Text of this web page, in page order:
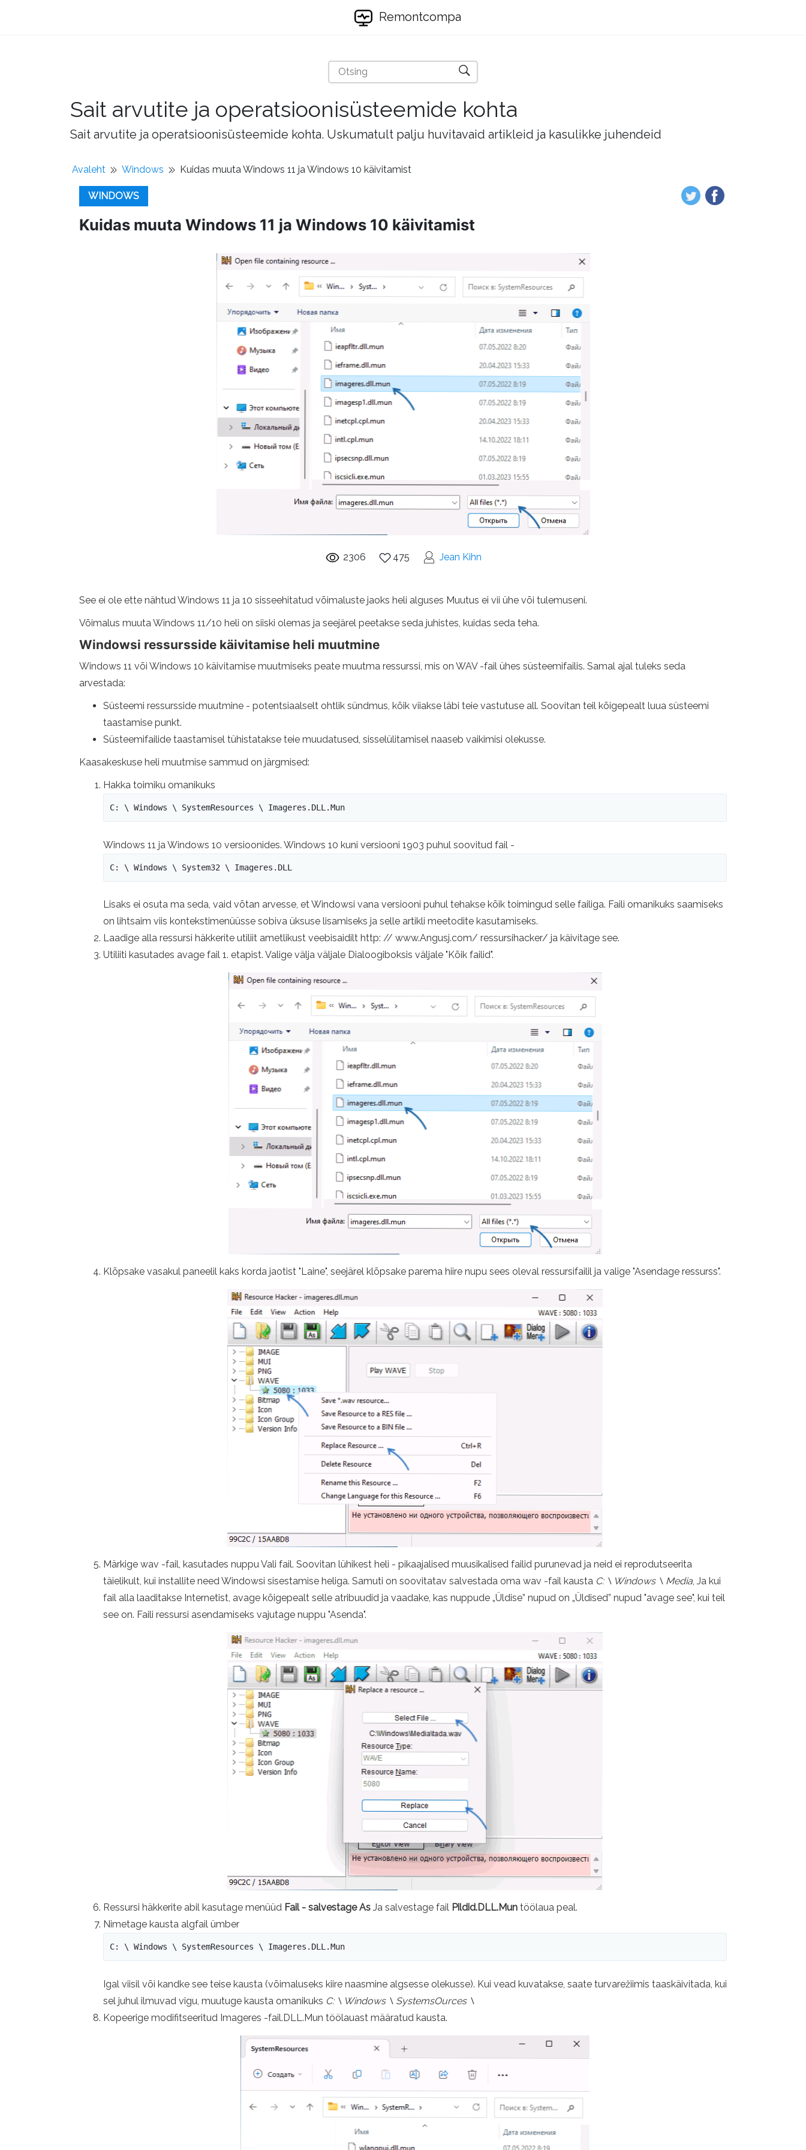
Remontcompa
Sait arvutite ja operatsioonisüsteemide kohta
Sait arvutite ja operatsioonisüsteemide kohta. Uskumatult palju huvitavaid artikleid ja kasulikke juhendeid
Avaleht Windows Kuidas muuta Windows 11 ja Windows 10 käivitamist
WINDOWS
Kuidas muuta Windows 11 ja Windows 10 käivitamist
2306 475 Jean Kihn
See ei ole ette nähtud Windows 11 ja 10 sisseehitatud võimaluste jaoks heli alguses Muutus ei vii ühe või tulemuseni.
Võimalus muuta Windows 11/10 heli on siiski olemas ja seejärel peetakse seda juhistes, kuidas seda teha.
Windowsi ressursside käivitamise heli muutmine
Windows 11 või Windows 10 käivitamise muutmiseks peate muutma ressurssi, mis on WAV -fail ühes süsteemifailis. Samal ajal tuleks seda
arvestada:
Süsteemi ressursside muutmine - potentsiaalselt ohtlik sündmus, kõik viiakse läbi teie vastutuse all. Soovitan teil kõigepealt luua süsteemi
taastamise punkt.
Süsteemifailide taastamisel tühistatakse teie muudatused, sisselülitamisel naaseb vaikimisi olekusse.
Kaasakeskuse heli muutmise sammud on järgmised:
Hakka toimiku omanikuks
C: \ Windows \ SystemResources \ Imageres.DLL.Mun
Windows 11 ja Windows 10 versioonides. Windows 10 kuni versiooni 1903 puhul soovitud fail -
C: \ Windows \ System32 \ Imageres.DLL
Lisaks ei osuta ma seda, vaid võtan arvesse, et Windowsi vana versiooni puhul tehakse kõik toimingud selle failiga. Faili omanikuks saamiseks
on lihtsaim viis kontekstimenüüsse sobiva üksuse lisamiseks ja selle artikli meetodite kasutamiseks.
Laadige alla ressursi häkkerite utiliit ametlikust veebisaidilt http: // www.Angusj.com/ ressursihacker/ ja käivitage see.
Utiliiti kasutades avage fail 1. etapist. Valige välja väljale Dialoogiboksis väljale "Kõik failid".
Klõpsake vasakul paneelil kaks korda jaotist "Laine", seejärel klõpsake parema hiire nupu sees oleval ressursifailil ja valige "Asendage ressurss".
Märkige wav -fail, kasutades nuppu Vali fail. Soovitan lühikest heli - pikaajalised muusikalised failid purunevad ja neid ei reprodutseerita
täielikult, kui installite need Windowsi sisestamise heliga. Samuti on soovitatav salvestada oma wav -fail kausta C: \ Windows \ Media, Ja kui
fail alla laaditakse Internetist, avage kõigepealt selle atribuudid ja vaadake, kas nuppude „Üldise” nupud on „Üldised” nupud "avage see", kui teil
see on. Faili ressursi asendamiseks vajutage nuppu "Asenda".
Ressursi häkkerite abil kasutage menüüd Fail - salvestage As Ja salvestage fail Pildid.DLL.Mun töölaua peal.
Nimetage kausta algfail ümber
C: \ Windows \ SystemResources \ Imageres.DLL.Mun
Igal viisil või kandke see teise kausta (võimaluseks kiire naasmine algsesse olekusse). Kui vead kuvatakse, saate turvarežiimis taaskäivitada, kui
sel juhul ilmuvad vigu, muutuge kausta omanikuks C: \ Windows \ SystemsOurces \
Kopeerige modifitseeritud Imageres -fail.DLL.Mun töölauast määratud kausta.